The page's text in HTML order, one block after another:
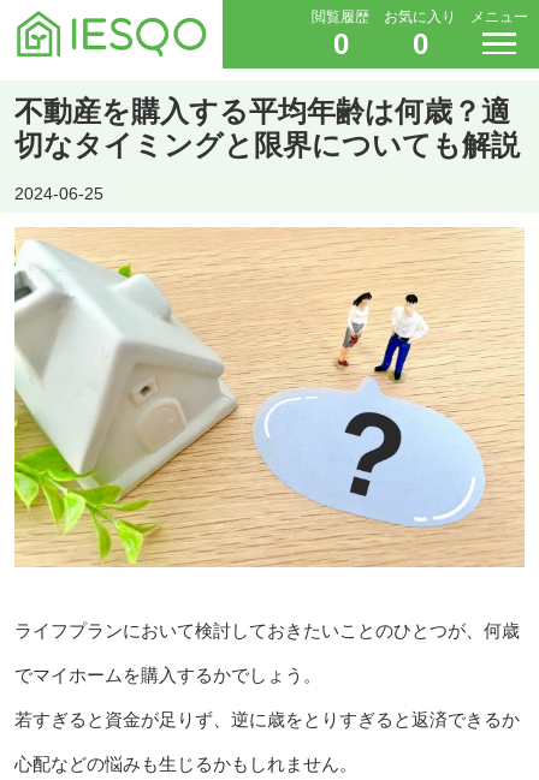
閲覧履歴
0
お気に入り
0
メニュー
不動産を購入する平均年齢は何歳？適
切なタイミングと限界についても解説
2024-06-25
ライフプランにおいて検討しておきたいことのひとつが、何歳
でマイホームを購入するかでしょう。
若すぎると資金が足りず、逆に歳をとりすぎると返済できるか
心配などの悩みも生じるかもしれません。